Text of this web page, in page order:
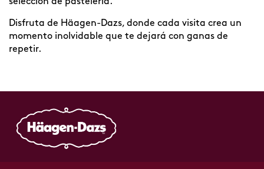
Disfruta de Häagen-Dazs, donde cada visita crea un
momento inolvidable que te dejará con ganas de
repetir.